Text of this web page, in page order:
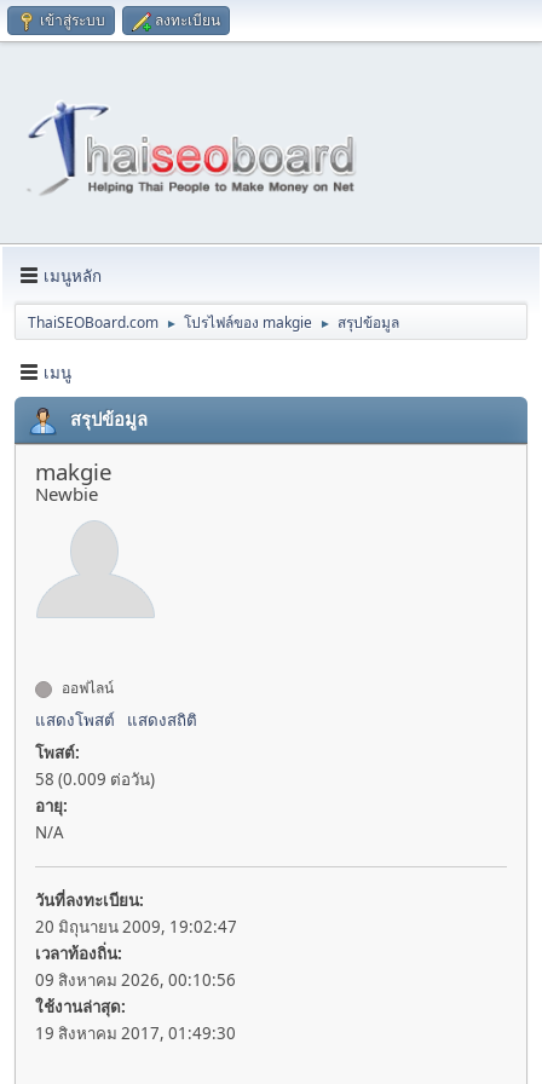
เข้าสู่ระบบ ลงทะเบียน
เมนูหลัก
ThaiSEOBoard.com ► โปรไฟล์ของ makgie ► สรุปข้อมูล
เมนู
สรุปข้อมูล
makgie
Newbie
ออฟไลน์
แสดงโพสต์
แสดงสถิติ
โพสต์:
58 (0.009 ต่อวัน)
อายุ:
N/A
วันที่ลงทะเบียน:
20 มิถุนายน 2009, 19:02:47
เวลาท้องถิ่น:
09 สิงหาคม 2026, 00:10:56
ใช้งานล่าสุด:
19 สิงหาคม 2017, 01:49:30